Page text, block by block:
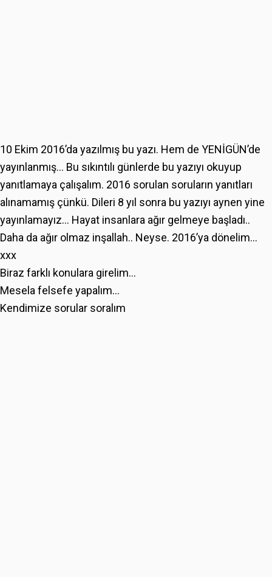
10 Ekim 2016’da yazılmış bu yazı. Hem de YENİGÜN’de
yayınlanmış… Bu sıkıntılı günlerde bu yazıyı okuyup
yanıtlamaya çalışalım. 2016 sorulan soruların yanıtları
alınamamış çünkü. Dileri 8 yıl sonra bu yazıyı aynen yine
yayınlamayız… Hayat insanlara ağır gelmeye başladı..
Daha da ağır olmaz inşallah.. Neyse. 2016’ya dönelim…
xxx
Biraz farklı konulara girelim...
Mesela felsefe yapalım...
Kendimize sorular soralım